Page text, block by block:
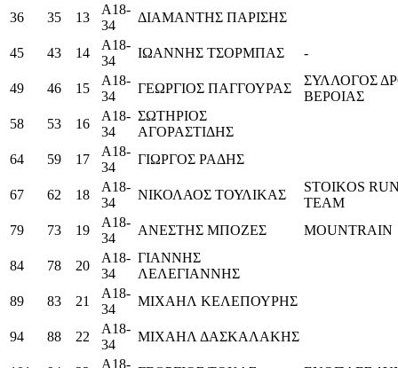
36
35 13
Α18-
34
ΔΙΑΜΑΝΤΗΣ ΠΑΡΙΣΗΣ
45 43 14
Α18-
34
ΙΩΑΝΝΗΣ ΤΣΟΡΜΠΑΣ -
49 46 15
Α18-
34
ΓΕΩΡΓΙΟΣ ΠΑΓΓΟΥΡΑΣ
ΣΥΛΛΟΓΟΣ
ΒΕΡΟΙΑΣ
58
53 16
Α18-
34
ΣΩΤΗΡΙΟΣ
ΑΓΟΡΑΣΤΙΔΗΣ
64
59 17
Α18-
34
ΓΙΩΡΓΟΣ ΡΑΔΗΣ
67 62 18
Α18-
34
ΝΙΚΟΛΑΟΣ ΤΟΥΛΙΚΑΣ
STOIKOS
TEAM
79
73 19
Α18-
34
ΑΝΕΣΤΗΣ ΜΠΟΖΕΣ MOUNTRAIN
84 78 20
Α18-
34
ΓΙΑΝΝΗΣ
ΛΕΛΕΓΙΑΝΝΗΣ
89
83 21
Α18-
34
ΜΙΧΑΗΛ ΚΕΛΕΠΟΥΡΗΣ
94 88 22
Α18-
34
ΜΙΧΑΗΛ ΔΑΣΚΑΛΑΚΗΣ
Α18-